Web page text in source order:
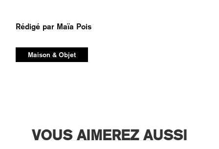
Rédigé par Maïa Pois
Maison & Objet
VOUS AIMEREZ AUSSI